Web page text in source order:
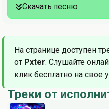
Скачать песню
На странице доступен
от Pxter. Слушайте
клик бесплатно на свое
Треки от